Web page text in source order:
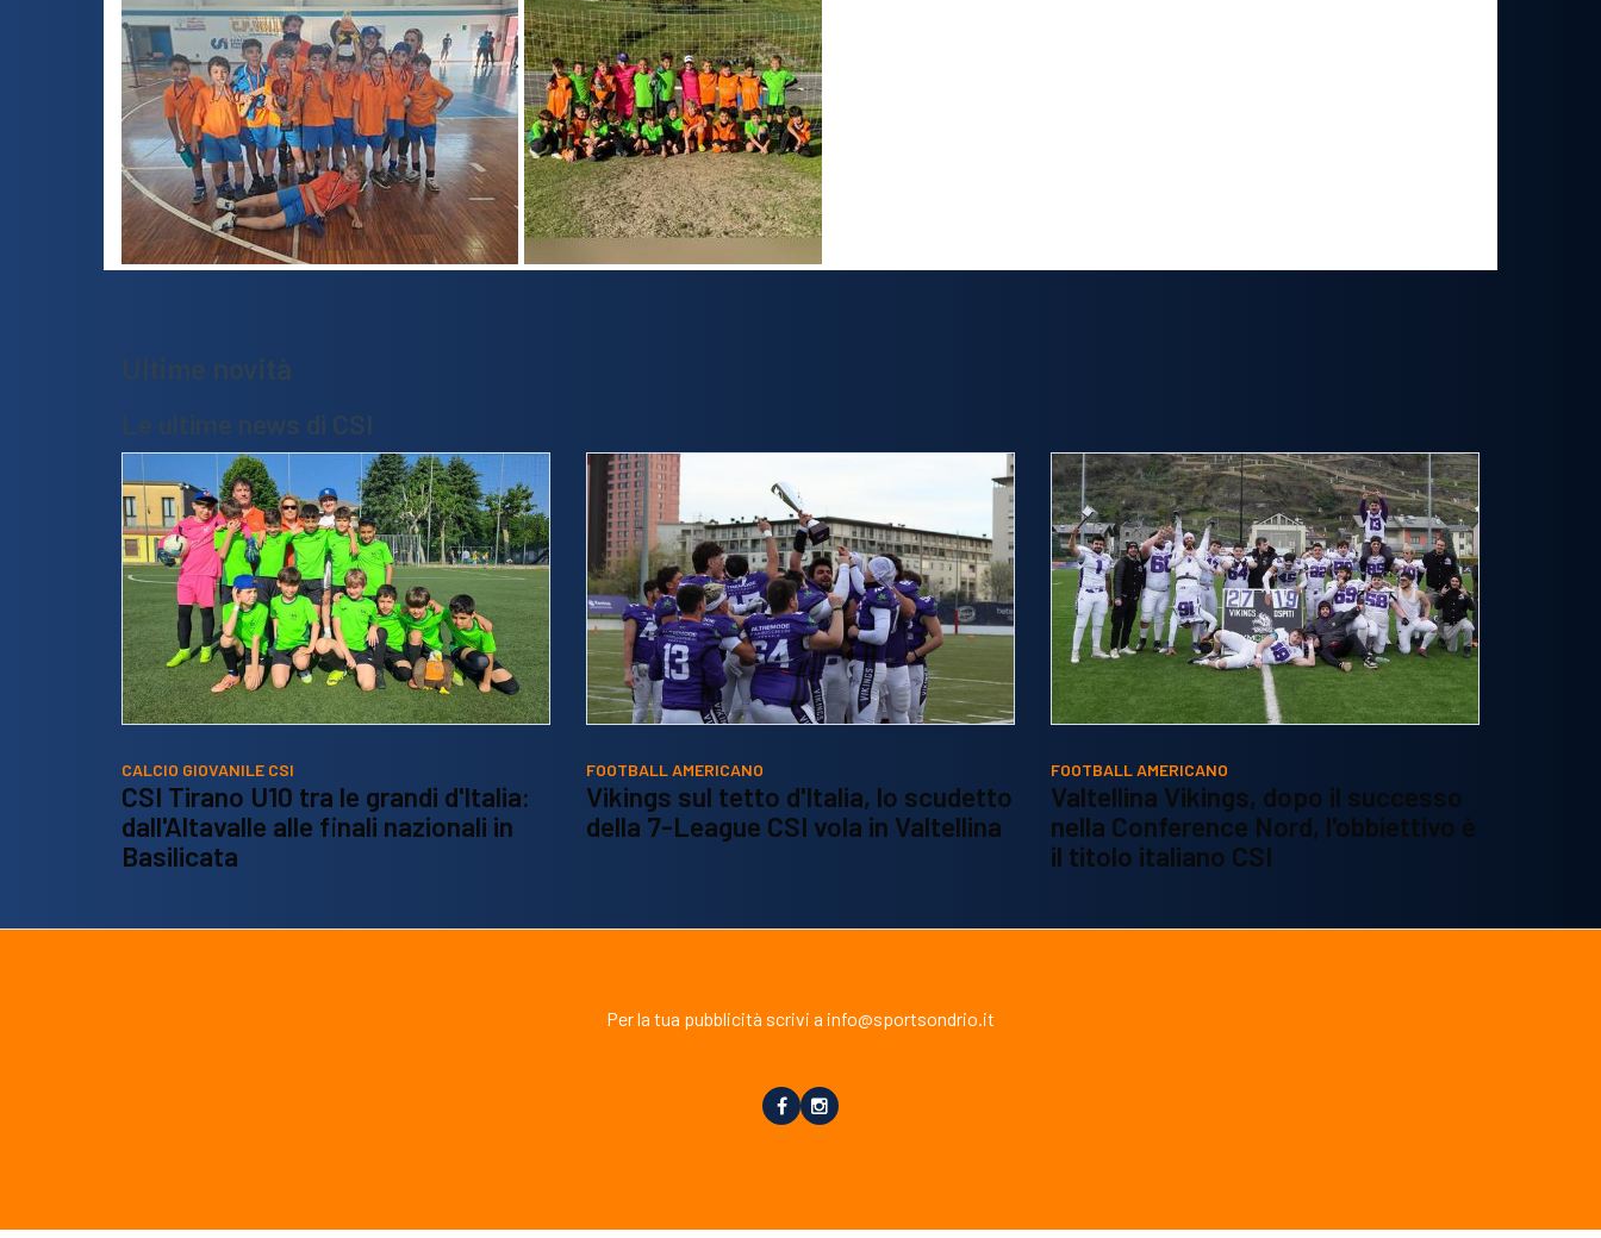
Ultime novità
Le ultime news di CSI
CALCIO GIOVANILE CSI
CSI Tirano U10 tra le grandi d'Italia:
dall'Altavalle alle finali nazionali in
Basilicata
FOOTBALL AMERICANO
Vikings sul tetto d'Italia, lo scudetto
della 7-League CSI vola in Valtellina
FOOTBALL AMERICANO
Valtellina Vikings, dopo il successo
nella Conference Nord, l'obbiettivo è
il titolo italiano CSI
Per la tua pubblicità scrivi a info@sportsondrio.it